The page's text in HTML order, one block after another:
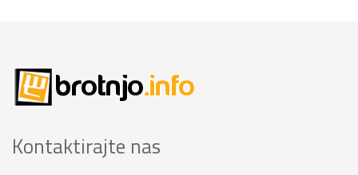
Kontaktirajte nas